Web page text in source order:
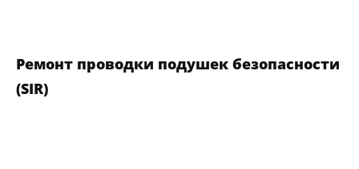
Ремонт проводки подушек безопасности
(SIR)